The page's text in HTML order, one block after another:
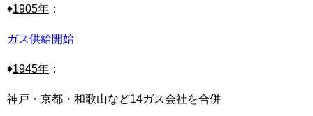
♦1905年 ：
ガス供給開始
♦1945年 ：
神戸・京都・和歌山など14ガス会社を合併